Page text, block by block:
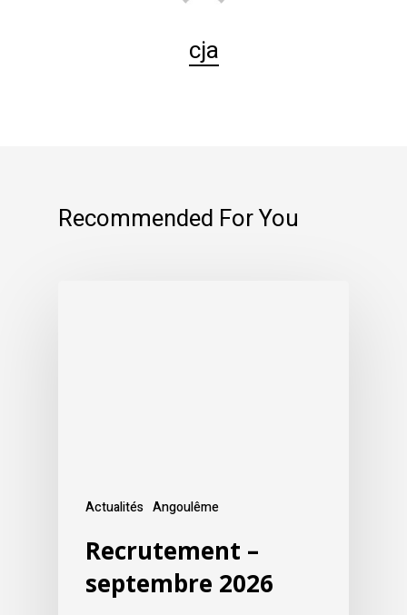
cja
Recommended For You
Actualités Angoulême
Recrutement –
septembre 2026